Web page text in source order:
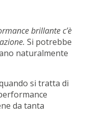
brillante c’è
Si potrebbe
naturalmente
si tratta di
da tanta